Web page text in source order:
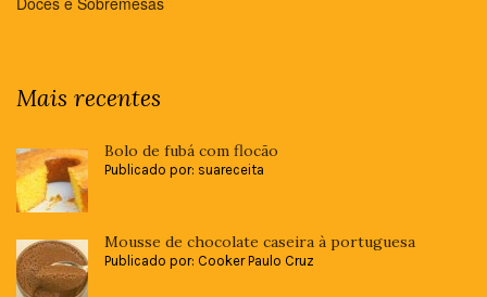
Mais recentes
Bolo de fubá com flocão
Publicado por: suareceita
Mousse de chocolate caseira à portuguesa
Publicado por: Cooker Paulo Cruz